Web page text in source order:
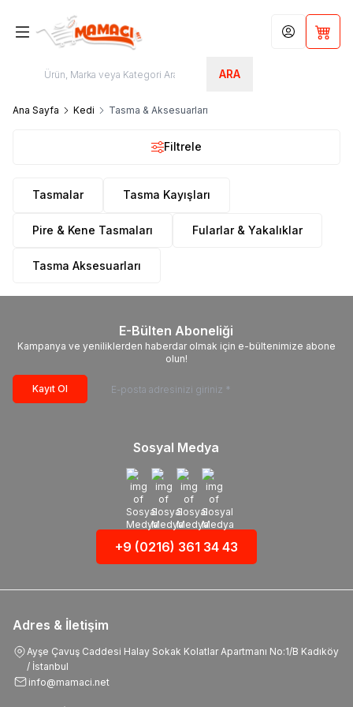
ARA
Hesabım
Ana Sayfa Kedi Tasma & Aksesuarları
Filtrele
Tasmalar Tasma Kayışları
Pire & Kene Tasmaları Fularlar & Yakalıklar
Tasma Aksesuarları
E-Bülten Aboneliği
Kampanya ve yeniliklerden haberdar olmak için e-bültenimize abone
olun!
Kayıt Ol
Sosyal Medya
+9 (0216) 361 34 43
Adres & İletişim
Ayşe Çavuş Caddesi Halay Sokak Kolatlar Apartmanı No:1/B Kadıköy
/ İstanbul
info@mamaci.net